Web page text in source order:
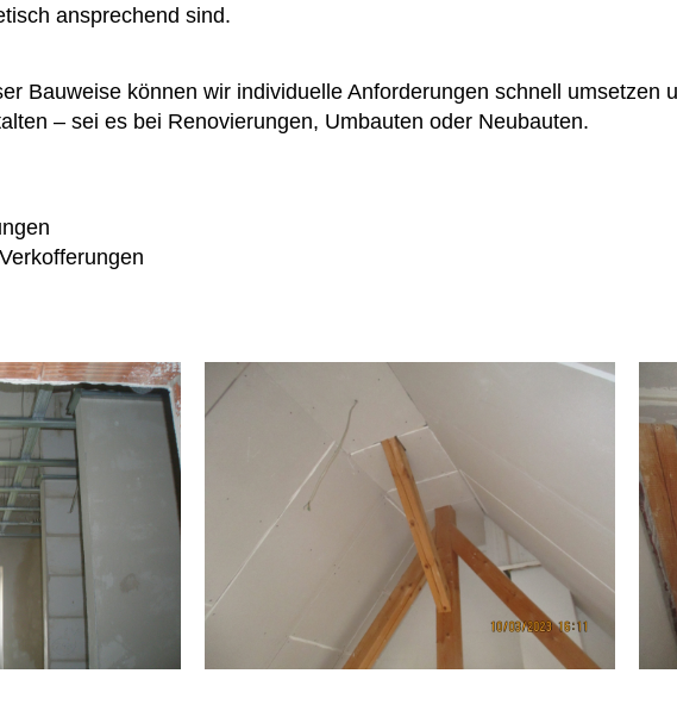
ansprechend sind.
Bauweise können wir individuelle Anforderungen schnell umsetzen
– sei es bei Renovierungen, Umbauten oder Neubauten.